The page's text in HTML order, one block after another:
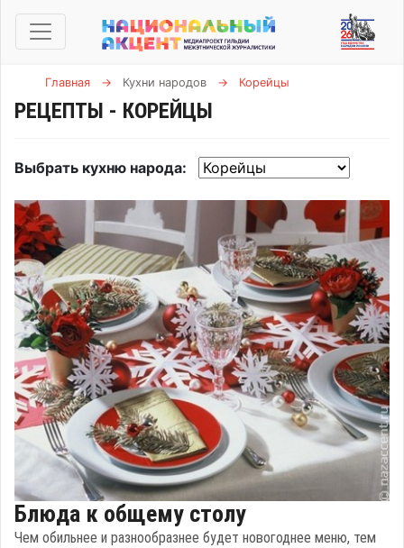
Главная → Кухни народов → Корейцы
РЕЦЕПТЫ - КОРЕЙЦЫ
Выбрать кухню народа:
Блюда к общему столу
Чем обильнее и разнообразнее будет новогоднее меню, тем